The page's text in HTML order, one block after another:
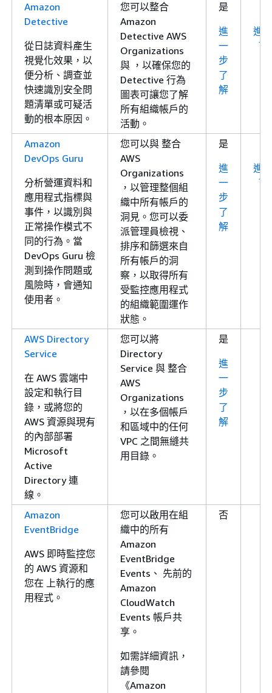
Amazon
Detective
從日誌資料產生
視覺化效果，以
便分析、調查並
快速識別安全問
題清單或可疑活
動的根本原因。
您可以整合
Amazon
Detective AWS
Organizations
與 ，以確保您的
Detective 行為
圖表可讓您了解
所有組織帳戶的
活動。
是
進
一
步
了
解
進
了
Amazon
DevOps Guru
分析營運資料和
應用程式指標與
事件，以識別與
正常操作模式不
同的行為。當
DevOps Guru 檢
測到操作問題或
風險時，會通知
使用者。
您可以與 整合
AWS
Organizations
，以管理整個組
織中所有帳戶的
洞見。您可以委
派管理員檢視、
排序和篩選來自
所有帳戶的洞
察，以取得所有
受監控應用程式
的組織範圍運作
狀態。
是
進
一
步
了
解
進
了
AWS Directory
Service
在 AWS 雲端中
設定和執行目
錄，或將您的
AWS 資源與現有
的內部部署
Microsoft
Active
Directory 連
線。
您可以將
Directory
Service 與 整合
AWS
Organizations
，以在多個帳戶
和區域中的任何
VPC 之間無縫共
用目錄。
是
進
一
步
了
解
Amazon
EventBridge
AWS 即時監控您
的 AWS 資源和
您在 上執行的應
用程式。
您可以啟用在組
織中的所有
Amazon
EventBridge
Events、 先前的
Amazon
CloudWatch
Events 帳戶共
享。
如需詳細資訊，
請參閱
《Amazon
否